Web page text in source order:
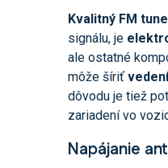
Kvalitný FM
signálu, je
ale ostatné
môže šíriť
dôvodu je tiež
zariadení vo
Napájanie